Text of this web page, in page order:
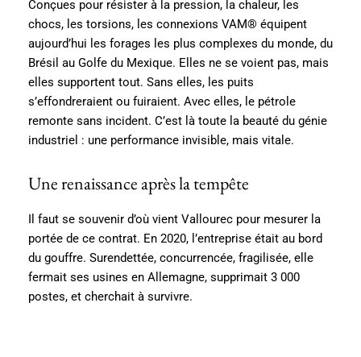
Conçues pour résister à la pression, la chaleur, les
chocs, les torsions, les connexions VAM® équipent
aujourd’hui les forages les plus complexes du monde, du
Brésil au Golfe du Mexique. Elles ne se voient pas, mais
elles supportent tout. Sans elles, les puits
s’effondreraient ou fuiraient. Avec elles, le pétrole
remonte sans incident. C’est là toute la beauté du génie
industriel : une performance invisible, mais vitale.
Une renaissance après la tempête
Il faut se souvenir d’où vient Vallourec pour mesurer la
portée de ce contrat. En 2020, l’entreprise était au bord
du gouffre. Surendettée, concurrencée, fragilisée, elle
fermait ses usines en Allemagne, supprimait 3 000
postes, et cherchait à survivre.